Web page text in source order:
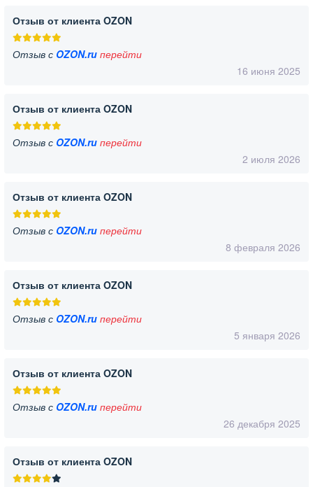
Отзыв от клиента OZON
Отзыв с OZON.ru перейти
16 июня 2025
Отзыв от клиента OZON
Отзыв с OZON.ru перейти
2 июля 2026
Отзыв от клиента OZON
Отзыв с OZON.ru перейти
8 февраля 2026
Отзыв от клиента OZON
Отзыв с OZON.ru перейти
5 января 2026
Отзыв от клиента OZON
Отзыв с OZON.ru перейти
26 декабря 2025
Отзыв от клиента OZON